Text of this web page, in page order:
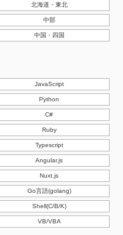
北海道・東北
中部
中国・四国
JavaScript
Python
C#
Ruby
Typescript
Angular.js
Nuxt.js
Go言語(golang)
Shell(C/B/K)
VB/VBA